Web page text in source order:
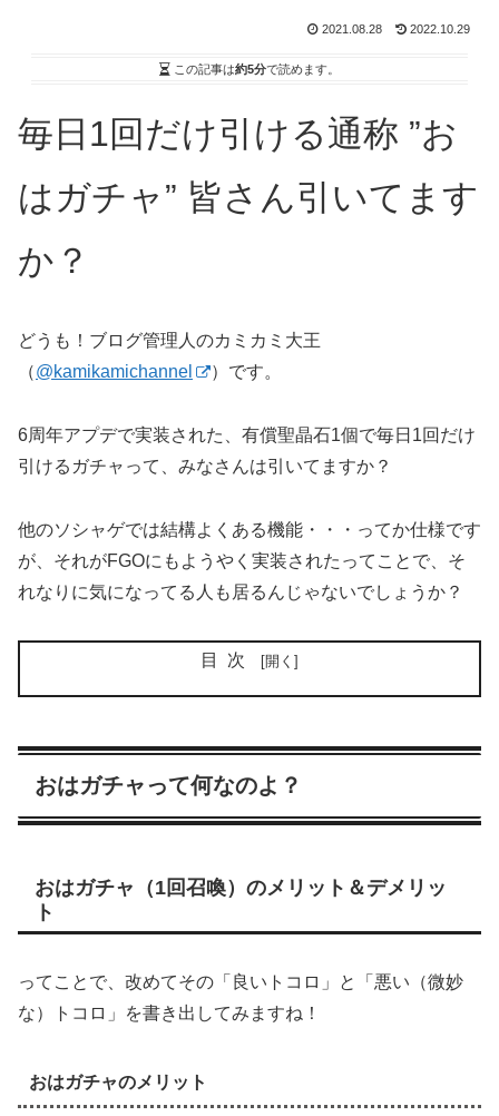
2021.08.28 2022.10.29
この記事は約5分で読めます。
毎日1回だけ引ける通称 ”お
はガチャ” 皆さん引いてます
か？
どうも！ブログ管理人のカミカミ大王
（@kamikamichannel ）です。
6周年アプデで実装された、有償聖晶石1個で毎日1回だけ
引けるガチャって、みなさんは引いてますか？
他のソシャゲでは結構よくある機能・・・ってか仕様です
が、それがFGOにもようやく実装されたってことで、そ
れなりに気になってる人も居るんじゃないでしょうか？
目次
おはガチャって何なのよ？
おはガチャ（1回召喚）のメリット＆デメリッ
ト
ってことで、改めてその「良いトコロ」と「悪い（微妙
な）トコロ」を書き出してみますね！
おはガチャのメリット